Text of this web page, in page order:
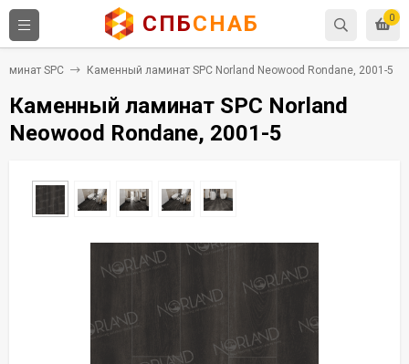
0
СПБСНАБ
SPC Каменный ламинат SPC Norland Neowood Rondane, 2001-5
Каменный ламинат SPC Norland
Neowood Rondane, 2001-5